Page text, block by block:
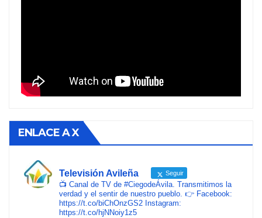
ENLACE A X
Televisión Avileña Seguir
📺 Canal de TV de #CiegodeÁvila. Transmitimos la
verdad y el sentir de nuestro pueblo. 👉 Facebook:
https://t.co/biChOnzGS2 Instagram:
https://t.co/hjNNoiy1z5